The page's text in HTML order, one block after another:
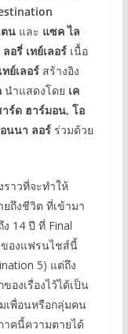
ตนและ แซค ไล
ลอรี่ เทย์เลอร์เนื้อ
ทย์เลอร์สร้างอิง
นำแสดงโดย เค
ร์ด ฮาร์มอน, โอ
นนา ลอร์ ร่วมด้วย
ราวที่จะทำให้
ถึงชีวิต ที่เข้ามา
14 ปี ที่ Final
ของแฟรนไชส์นี้
5) แต่ถึง
องเรื่องไว้ได้เป็น
เพื่อนหรือกลุ่มคน
คนี้ความตายได้